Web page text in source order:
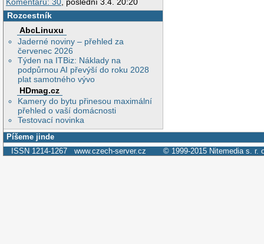
Komentářů: 30, poslední 3.4. 20:20
Rozcestník
AbcLinuxu
Jaderné noviny – přehled za
červenec 2026
Týden na ITBiz: Náklady na
podpůrnou AI převýší do roku 2028
plat samotného vývo
HDmag.cz
Kamery do bytu přinesou maximální
přehled o vaší domácnosti
Testovací novinka
Píšeme jinde
ISSN 1214-1267 www.czech-server.cz © 1999-2015 Nitemedia s. r.